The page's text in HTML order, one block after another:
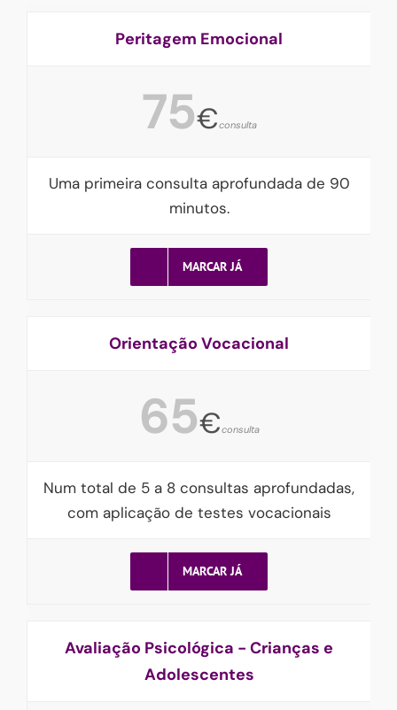
Peritagem Emocional
75€consulta
Uma primeira consulta aprofundada de 90
minutos.
MARCAR JÁ
Orientação Vocacional
65€consulta
Num total de 5 a 8 consultas aprofundadas,
com aplicação de testes vocacionais
MARCAR JÁ
Avaliação Psicológica - Crianças e
Adolescentes
RECEBER
Então não perca nenhuma das dicas de saúde e bem-estar
que a Oficina de Psicologia envia gratuitamente. E
NÃO OBRIGADO